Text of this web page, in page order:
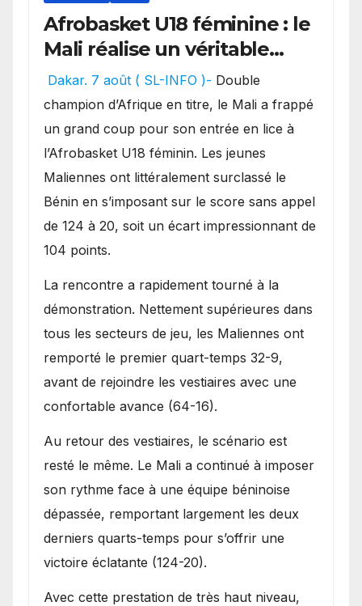
Afrobasket U18 féminine : le
Mali réalise un véritable
festival offensif et inflige
une lourde défaite au
Bénin.
Dakar. 7 août ( SL-INFO )- Double
champion d’Afrique en titre, le Mali a frappé
un grand coup pour son entrée en lice à
l’Afrobasket U18 féminin. Les jeunes
Maliennes ont littéralement surclassé le
Bénin en s’imposant sur le score sans appel
de 124 à 20, soit un écart impressionnant de
104 points.
La rencontre a rapidement tourné à la
démonstration. Nettement supérieures dans
tous les secteurs de jeu, les Maliennes ont
remporté le premier quart-temps 32-9,
avant de rejoindre les vestiaires avec une
confortable avance (64-16).
Au retour des vestiaires, le scénario est
resté le même. Le Mali a continué à imposer
son rythme face à une équipe béninoise
dépassée, remportant largement les deux
derniers quarts-temps pour s’offrir une
victoire éclatante (124-20).
Avec cette prestation de très haut niveau,